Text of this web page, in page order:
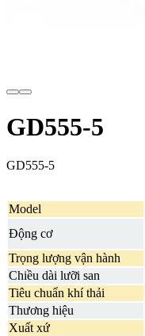
GD555-5
GD555-5
Model
Động cơ
Trọng lượng vận hành
Chiều dài lưỡi san
Tiêu chuẩn khí thải
Thương hiệu
Xuất xứ